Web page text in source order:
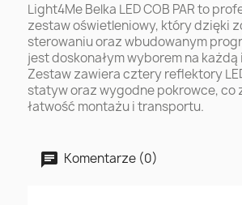
Light4Me Belka LED COB PAR to
zestaw oświetleniowy, który dzięki
sterowaniu oraz wbudowanym
jest doskonałym wyborem na każdą
Zestaw zawiera cztery reflektory
statyw oraz wygodne pokrowce, co
łatwość montażu i transportu.
Komentarze (0)